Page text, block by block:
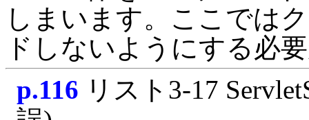
しまいます。ここでは
ドしないようにする必
p.116 リスト3-17